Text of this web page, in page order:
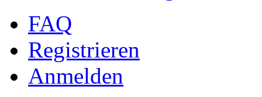
FAQ
Registrieren
Anmelden